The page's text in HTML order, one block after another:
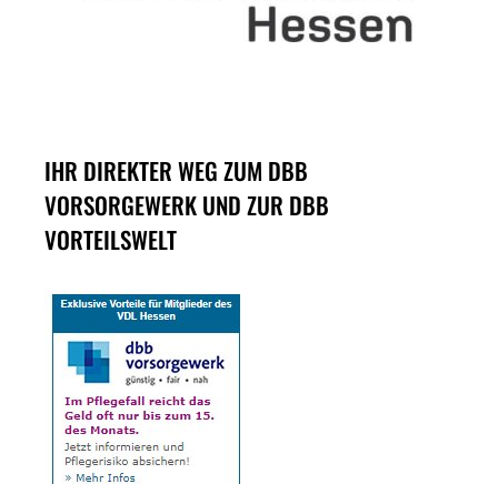
IHR DIREKTER WEG ZUM DBB
VORSORGEWERK UND ZUR DBB
VORTEILSWELT